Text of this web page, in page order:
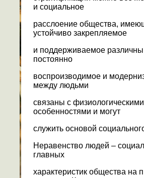
и социальное
расслоение общества,
устойчиво закрепляемое
и поддерживаемое
постоянно
воспроизводимое и
между людьми
связаны с
особенностями и могут
служить основой
Неравенство людей –
главных
характеристик общества на